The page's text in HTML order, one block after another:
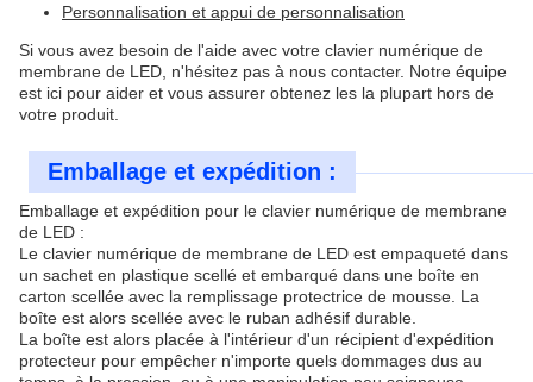
Personnalisation et appui de personnalisation
Si vous avez besoin de l'aide avec votre clavier numérique de
membrane de LED, n'hésitez pas à nous contacter. Notre équipe
est ici pour aider et vous assurer obtenez les la plupart hors de
votre produit.
Emballage et expédition :
Emballage et expédition pour le clavier numérique de membrane
de LED :
Le clavier numérique de membrane de LED est empaqueté dans
un sachet en plastique scellé et embarqué dans une boîte en
carton scellée avec la remplissage protectrice de mousse. La
boîte est alors scellée avec le ruban adhésif durable.
La boîte est alors placée à l'intérieur d'un récipient d'expédition
protecteur pour empêcher n'importe quels dommages dus au